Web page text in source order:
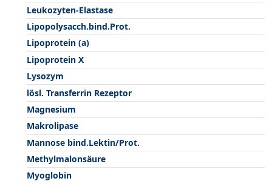
Leukozyten-Elastase
Lipopolysacch.bind.Prot.
Lipoprotein (a)
Lipoprotein X
Lysozym
lösl. Transferrin Rezeptor
Magnesium
Makrolipase
Mannose bind.Lektin/Prot.
Methylmalonsäure
Myoglobin